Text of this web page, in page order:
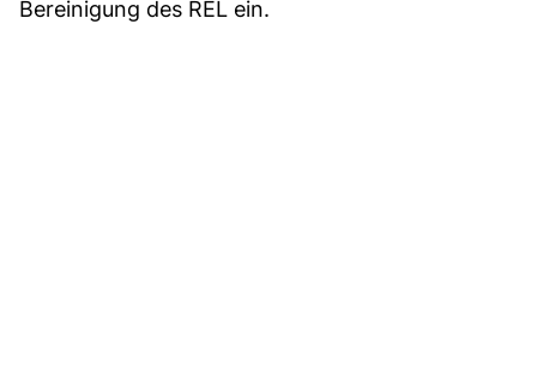
Bereinigung des REL ein.